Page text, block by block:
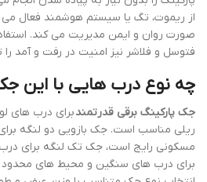
از ریموت، تگ یا سیستم هوشمند فعال
صورت روان و ایمن مدیریت می کند.
فتوسل و فلاشر نیز امنیت در رفت و آمد
چه نوع درب هایی با این
جک پارکینگ برقی قدرتمندبرای درب های
ریلی مناسب است. جک بازویی دو لنگه
مسکونی رایج است، جک تک لنگه برای
برای درب های سنگین و محیط های